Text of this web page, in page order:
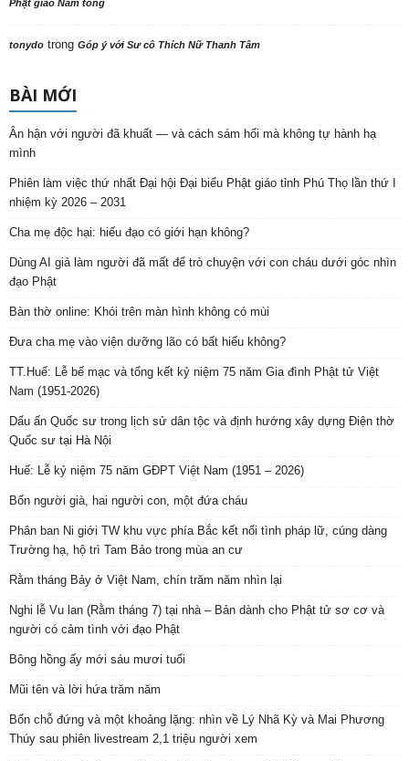
Phật giáo Nam tông
tonydo trong Góp ý với Sư cô Thích Nữ Thanh Tâm
BÀI MỚI
Ân hận với người đã khuất — và cách sám hối mà không tự hành hạ
mình
Phiên làm việc thứ nhất Đại hội Đại biểu Phật giáo tỉnh Phú Thọ lần thứ I
nhiệm kỳ 2026 – 2031
Cha mẹ độc hại: hiếu đạo có giới hạn không?
Dùng AI giả làm người đã mất để trò chuyện với con cháu dưới góc nhìn
đạo Phật
Bàn thờ online: Khói trên màn hình không có mùi
Đưa cha mẹ vào viện dưỡng lão có bất hiếu không?
TT.Huế: Lễ bế mạc và tổng kết kỷ niệm 75 năm Gia đình Phật tử Việt
Nam (1951-2026)
Dấu ấn Quốc sư trong lịch sử dân tộc và định hướng xây dựng Điện thờ
Quốc sư tại Hà Nội
Huế: Lễ kỷ niệm 75 năm GĐPT Việt Nam (1951 – 2026)
Bốn người già, hai người con, một đứa cháu
Phân ban Ni giới TW khu vực phía Bắc kết nối tình pháp lữ, cúng dàng
Trường hạ, hộ trì Tam Bảo trong mùa an cư
Rằm tháng Bảy ở Việt Nam, chín trăm năm nhìn lại
Nghi lễ Vu lan (Rằm tháng 7) tại nhà – Bản dành cho Phật tử sơ cơ và
người có cảm tình với đạo Phật
Bông hồng ấy mới sáu mươi tuổi
Mũi tên và lời hứa trăm năm
Bốn chỗ đứng và một khoảng lặng: nhìn về Lý Nhã Kỳ và Mai Phương
Thúy sau phiên livestream 2,1 triệu người xem